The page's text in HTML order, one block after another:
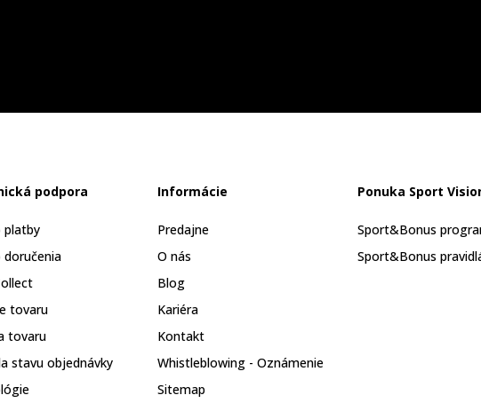
podpora
platby
doručenia
tovaru
tovaru
stavu objednávky
Informácie
Predajne
O nás
Blog
Kariéra
Kontakt
Whistleblowing - Oznámenie
Sitemap
Ponuka Sport
Sport&Bonus
Sport&Bonus